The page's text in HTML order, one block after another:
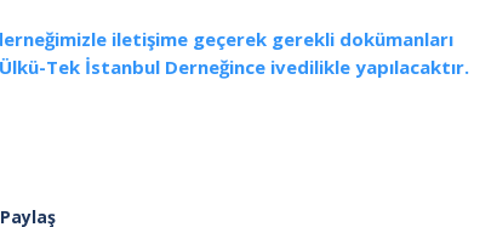
iletişime geçerek gerekli dokümanları
Tek İstanbul Derneğince ivedilikle yapılacaktır.
Paylaş